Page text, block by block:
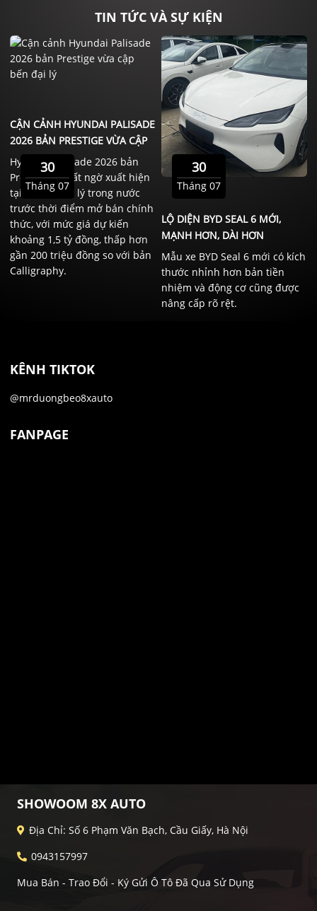
TIN TỨC VÀ SỰ KIỆN
CẬN CẢNH HYUNDAI PALISADE
2026 BẢN PRESTIGE VỪA CẬP
BẾN ĐẠI LÝ
Hyundai Palisade 2026 bản
Prestige đã bất ngờ xuất hiện
tại một số đại lý trong nước
trước thời điểm mở bán chính
thức, với mức giá dự kiến
khoảng 1,5 tỷ đồng, thấp hơn
gần 200 triệu đồng so với bản
Calligraphy.
30
Tháng 07
LỘ DIỆN BYD SEAL 6 MỚI,
MẠNH HƠN, DÀI HƠN
Mẫu xe BYD Seal 6 mới có kích
thước nhỉnh hơn bản tiền
nhiệm và động cơ cũng được
nâng cấp rõ rệt.
30
Tháng 07
KÊNH TIKTOK
@mrduongbeo8xauto
FANPAGE
SHOWOOM 8X AUTO
Địa Chỉ: Số 6 Phạm Văn Bạch, Cầu Giấy, Hà Nội
0943157997
Mua Bán - Trao Đổi - Ký Gửi Ô Tô Đã Qua Sử Dụng